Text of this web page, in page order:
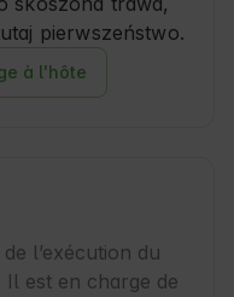
pierwszeństwo.
à l'hôte
l’exécution du
Il est en charge de